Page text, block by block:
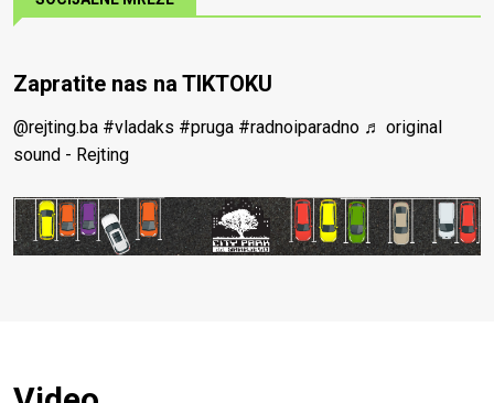
Zapratite nas na TIKTOKU
@rejting.ba #vladaks #pruga #radnoiparadno ♬ original
sound - Rejting